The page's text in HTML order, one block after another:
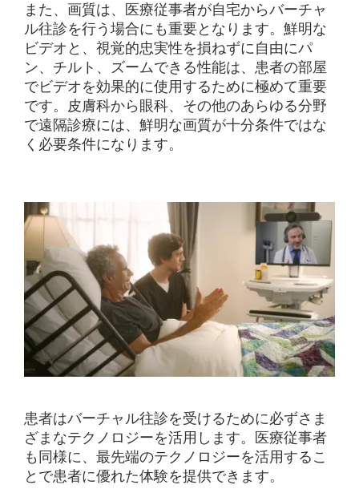
また、画質は、医療従事者が自宅からバーチャ
ル往診を行う場合にも重要となります。鮮明な
ビデオと、視覚的忠実性を損ねずに自由にパ
ン、チルト、ズームできる性能は、患者の部屋
でビデオを効果的に使用するために極めて重要
です。皮膚科から眼科、その他のあらゆる分野
で遠隔診療には、鮮明な画質が十分条件ではな
く必要条件になります。
患者はバーチャル往診を受けるために必ずさま
ざまなテクノロジーを活用します。医療従事者
も同様に、最先端のテクノロジーを活用するこ
とで患者に優れた体験を提供できます。